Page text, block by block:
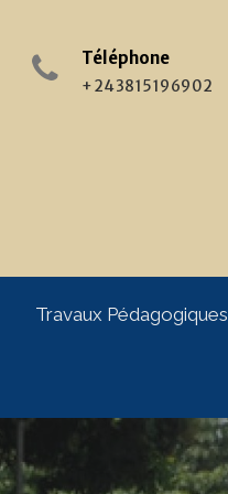
Téléphone
+243815196902
Travaux Pédagogiques